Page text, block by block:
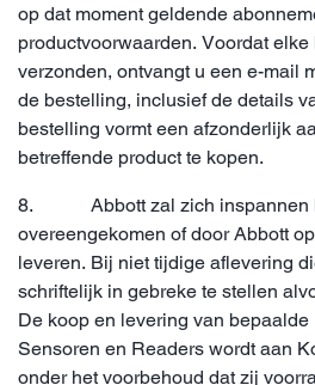
op dat moment geldende
productvoorwaarden. Voordat
verzonden, ontvangt u een e-mail
de bestelling, inclusief de details
bestelling vormt een afzonderlijk
betreffende product te kopen.
8. Abbott zal zich inspannen
overeengekomen of door Abbott
leveren. Bij niet tijdige aflevering
schriftelijk in gebreke te stellen
De koop en levering van
Sensoren en Readers wordt aan
onder het voorbehoud dat zij